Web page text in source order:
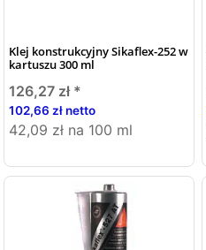
Klej konstrukcyjny Sikaflex-252 w
kartuszu 300 ml
126,27 zł *
102,66 zł netto
42,09 zł na 100 ml